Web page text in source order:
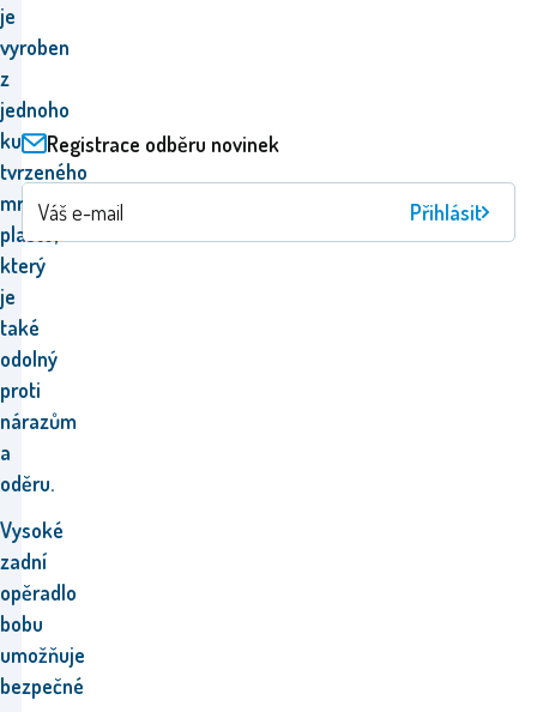
je
vyroben
z
jednoho
kusu
tvrzeného
mrazuvzdorného
plastu,
který
je
také
odolný
proti
nárazům
a
oděru.
Vysoké
zadní
opěradlo
bobu
umožňuje
bezpečné
Registrace odběru novinek
Přihlásit